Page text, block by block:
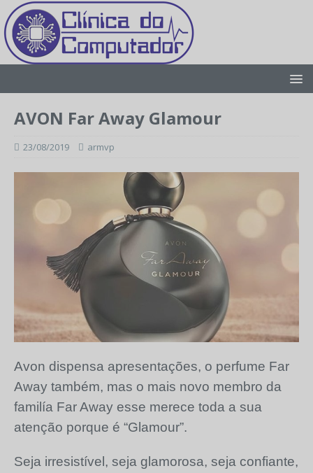
AVON Far Away Glamour
23/08/2019 armvp
Avon dispensa apresentações, o perfume Far
Away também, mas o mais novo membro da
familía Far Away esse merece toda a sua
atenção porque é “Glamour”.
Seja irresistível, seja glamorosa, seja confiante,